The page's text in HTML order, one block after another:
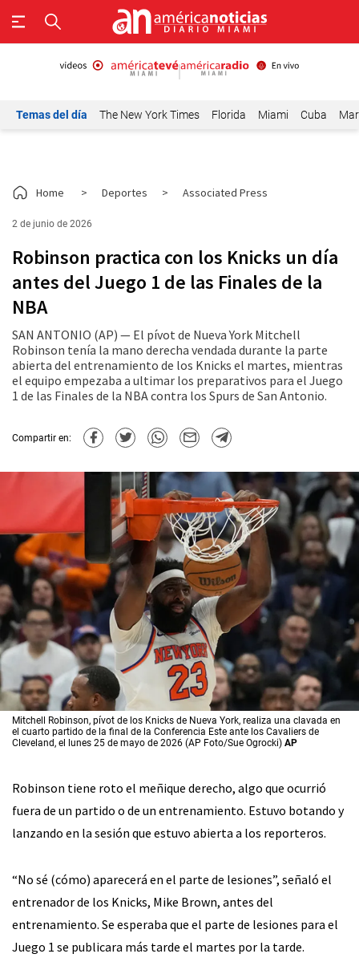
Temas del día The New York Times Florida Miami Cuba
Home > Deportes > Associated Press
2 de junio de 2026
Robinson practica con los Knicks un día
antes del Juego 1 de las Finales de la
NBA
SAN ANTONIO (AP) — El pívot de Nueva York Mitchell
Robinson tenía la mano derecha vendada durante la parte
abierta del entrenamiento de los Knicks el martes, mientras
el equipo empezaba a ultimar los preparativos para el Juego
1 de las Finales de la NBA contra los Spurs de San Antonio.
Compartir en:
Mitchell Robinson, pívot de los Knicks de Nueva York, realiza una clavada en
el cuarto partido de la final de la Conferencia Este ante los Cavaliers de
Cleveland, el lunes 25 de mayo de 2026 (AP Foto/Sue Ogrocki) AP
Robinson tiene roto el meñique derecho, algo que ocurrió
fuera de un partido o de un entrenamiento. Estuvo botando y
lanzando en la sesión que estuvo abierta a los reporteros.
“No sé (cómo) aparecerá en el parte de lesiones”, señaló el
entrenador de los Knicks, Mike Brown, antes del
entrenamiento. Se esperaba que el parte de lesiones para el
Juego 1 se publicara más tarde el martes por la tarde.